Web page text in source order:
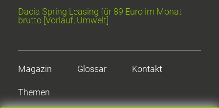
Dacia Spring Leasing für 89 Euro im Monat
brutto [Vorlauf, Umwelt]
Magazin Glossar Kontakt
Themen